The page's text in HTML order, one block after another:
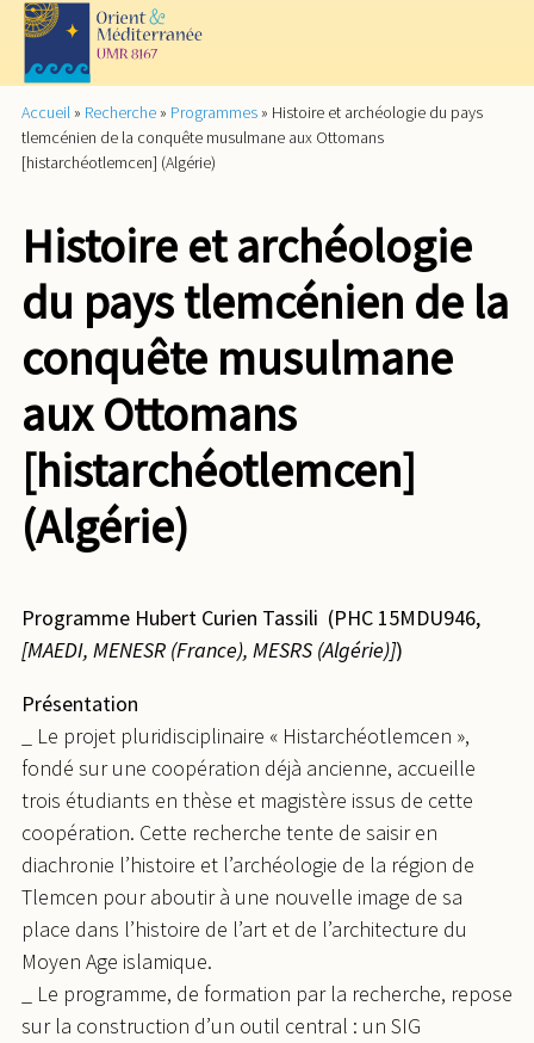
Accueil » Recherche » Programmes » Histoire et archéologie du pays
tlemcénien de la conquête musulmane aux Ottomans
[histarchéotlemcen] (Algérie)
Histoire et archéologie
du pays tlemcénien de la
conquête musulmane
aux Ottomans
[histarchéotlemcen]
(Algérie)
Programme Hubert Curien Tassili (PHC 15MDU946,
[MAEDI, MENESR (France), MESRS (Algérie)])
Présentation
_ Le projet pluridisciplinaire « Histarchéotlemcen »,
fondé sur une coopération déjà ancienne, accueille
trois étudiants en thèse et magistère issus de cette
coopération. Cette recherche tente de saisir en
diachronie l’histoire et l’archéologie de la région de
Tlemcen pour aboutir à une nouvelle image de sa
place dans l’histoire de l’art et de l’architecture du
Moyen Age islamique.
_ Le programme, de formation par la recherche, repose
sur la construction d’un outil central : un SIG